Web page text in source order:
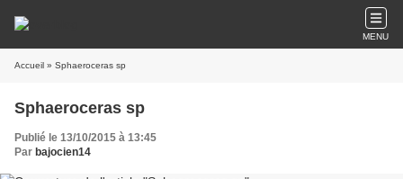
MENU
Accueil » Sphaeroceras sp
Sphaeroceras sp
Publié le 13/10/2015 à 13:45
Par bajocien14